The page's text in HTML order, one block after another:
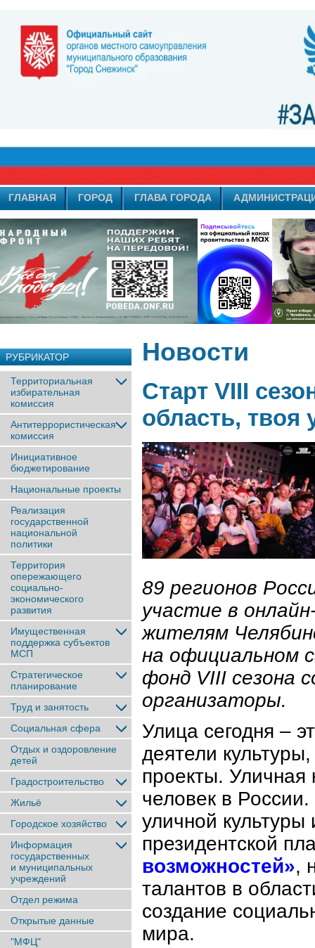
ГЛАВНАЯ ГОРОД ГЛАВА ГОРОДА
РУБРИКАТОР
Территориальная
избирательная
комиссия
Антитеррористическая
комиссия
Инициативное
бюджетирование
Национальные проекты
Реализация
государственной
национальной
политики
Территория
опережающего
социально-
экономического
развития
Имущественная
поддержка субъектов
МСП
Стратегическое
планирование
Труд и занятость
Социальная сфера
Отдых и оздоровление
детей
Градостроительство
Жильё
Городское хозяйство
Информация
государственных
и муниципальных
учреждений
Отдел режима
Открытые данные
"МФЦ"
Новости
Старт VIII
область, твоя
89 регионов
участие в
жителям
на официальном
фонд VIII сезона
организаторы.
Улица сегодня –
деятели
проекты. Уличная
человек в
уличной
президентской
возможностей»,
талантов в
создание
мира.